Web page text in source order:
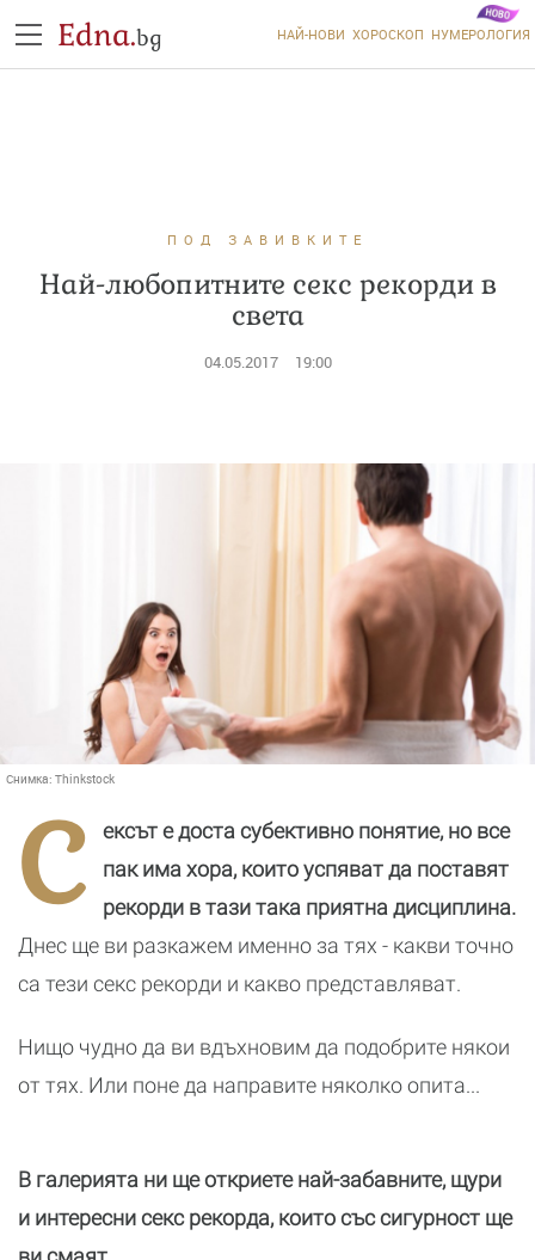
Edna.bg НАЙ-НОВИ ХОРОСКОП НУМЕРОЛОГИЯ
ПОД ЗАВИВКИТЕ
Най-любопитните секс рекорди в
света
04.05.2017 19:00
Снимка: Thinkstock
С
ексът е доста субективно понятие, но все
пак има хора, които успяват да поставят
рекорди в тази така приятна дисциплина.
Днес ще ви разкажем именно за тях - какви точно
са тези секс рекорди и какво представляват.
Нищо чудно да ви вдъхновим да подобрите някои
от тях. Или поне да направите няколко опита...
В галерията ни ще откриете най-забавните, щури
и интересни секс рекорда, които със сигурност ще